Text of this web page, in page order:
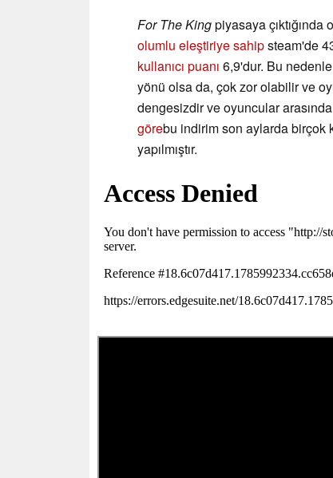
For The Kingpiyasaya
olumlu eleştiriye sahipsteam'de
kullanıcı puanı 6,9'dur. Bu
yönü olsa da, çok zor olabilir ve
dengesizdir ve oyuncular
görebu indirim son aylarda birçok
yapılmıştır.